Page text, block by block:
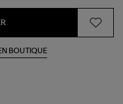
BOUTIQUE